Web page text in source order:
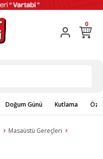
0
Doğum Günü Kutlama
Masaüstü Gereçleri